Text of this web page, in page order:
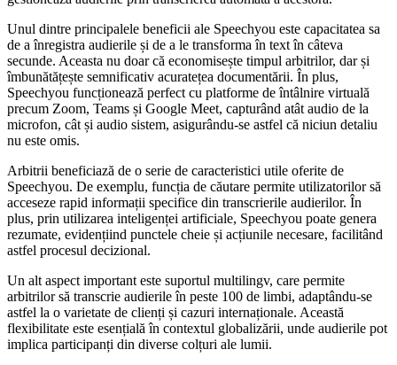
Unul dintre principalele beneficii ale Speechyou este capacitatea sa
de a înregistra audierile și de a le transforma în text în câteva
secunde. Aceasta nu doar că economisește timpul arbitrilor, dar și
îmbunătățește semnificativ acuratețea documentării. În plus,
Speechyou funcționează perfect cu platforme de întâlnire virtuală
precum Zoom, Teams și Google Meet, capturând atât audio de la
microfon, cât și audio sistem, asigurându-se astfel că niciun detaliu
nu este omis.
Arbitrii beneficiază de o serie de caracteristici utile oferite de
Speechyou. De exemplu, funcția de căutare permite utilizatorilor să
acceseze rapid informații specifice din transcrierile audierilor. În
plus, prin utilizarea inteligenței artificiale, Speechyou poate genera
rezumate, evidențiind punctele cheie și acțiunile necesare, facilitând
astfel procesul decizional.
Un alt aspect important este suportul multilingv, care permite
arbitrilor să transcrie audierile în peste 100 de limbi, adaptându-se
astfel la o varietate de clienți și cazuri internaționale. Această
flexibilitate este esențială în contextul globalizării, unde audierile pot
implica participanți din diverse colțuri ale lumii.